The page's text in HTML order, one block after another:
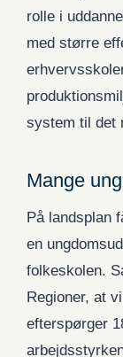
rolle i
med større
system til det
Mange
På landsplan
en
folkeskolen.
Regioner, at
efterspørger